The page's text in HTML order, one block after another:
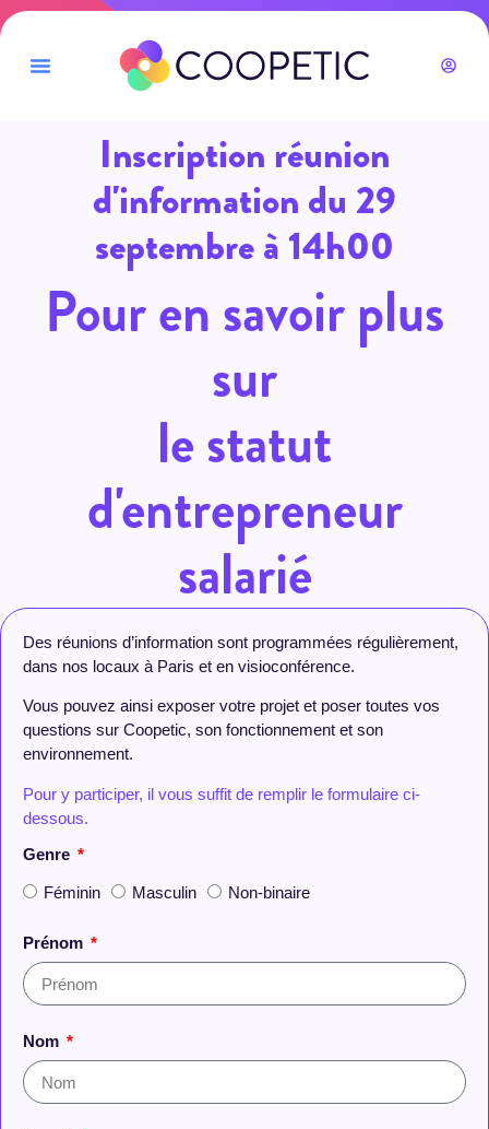
Inscription réunion
d'information du 29
septembre à 14h00
Pour en savoir plus
sur
le statut
d'entrepreneur
salarié
Des réunions d’information sont programmées régulièrement,
dans nos locaux à Paris et en visioconférence.
Vous pouvez ainsi exposer votre projet et poser toutes vos
questions sur Coopetic, son fonctionnement et son
environnement.
Pour y participer, il vous suffit de remplir le formulaire ci-
dessous.
Genre
Féminin Masculin Non-binaire
Prénom
Nom